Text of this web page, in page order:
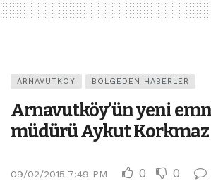
ARNAVUTKÖY BÖLGEDEN HABERLER
Arnavutköy’ün yeni
müdürü Aykut
09/02/2015 7:49 PM 0 0